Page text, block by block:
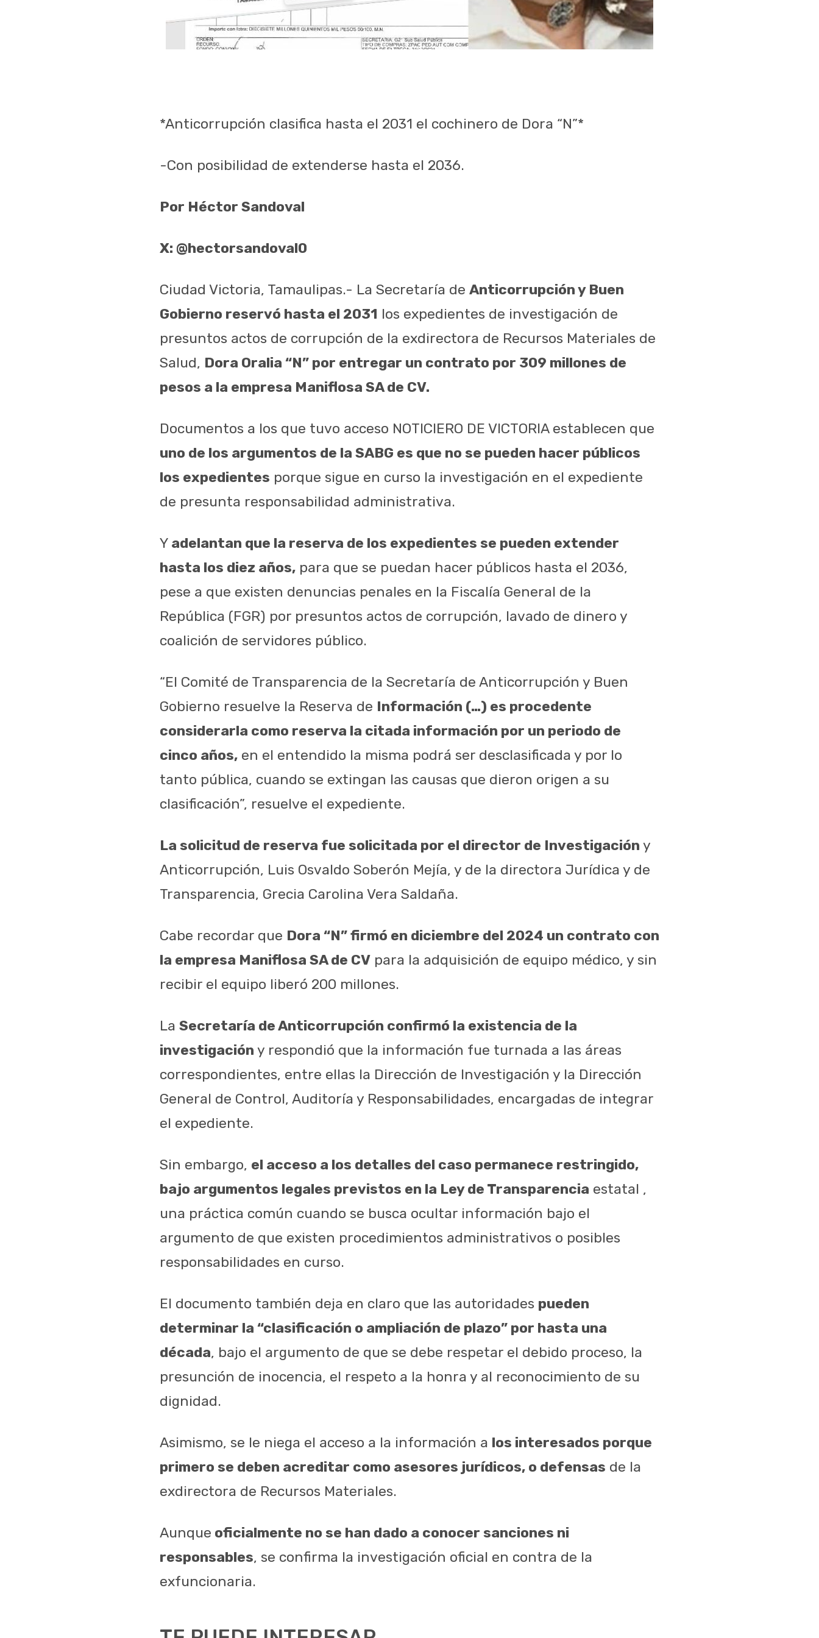
*Anticorrupción clasifica hasta el 2031 el cochinero de Dora “N”*
-Con posibilidad de extenderse hasta el 2036.
Por Héctor Sandoval
X: @hectorsandoval0
Ciudad Victoria, Tamaulipas.- La Secretaría de Anticorrupción y Buen
Gobierno reservó hasta el 2031 los expedientes de investigación de
presuntos actos de corrupción de la exdirectora de Recursos Materiales de
Salud, Dora Oralia “N” por entregar un contrato por 309 millones de
pesos a la empresa Maniflosa SA de CV.
Documentos a los que tuvo acceso NOTICIERO DE VICTORIA establecen que
uno de los argumentos de la SABG es que no se pueden hacer públicos
los expedientes porque sigue en curso la investigación en el expediente
de presunta responsabilidad administrativa.
Y adelantan que la reserva de los expedientes se pueden extender
hasta los diez años, para que se puedan hacer públicos hasta el 2036,
pese a que existen denuncias penales en la Fiscalía General de la
República (FGR) por presuntos actos de corrupción, lavado de dinero y
coalición de servidores público.
“El Comité de Transparencia de la Secretaría de Anticorrupción y Buen
Gobierno resuelve la Reserva de Información (…) es procedente
considerarla como reserva la citada información por un periodo de
cinco años, en el entendido la misma podrá ser desclasificada y por lo
tanto pública, cuando se extingan las causas que dieron origen a su
clasificación”, resuelve el expediente.
La solicitud de reserva fue solicitada por el director de Investigación y
Anticorrupción, Luis Osvaldo Soberón Mejía, y de la directora Jurídica y de
Transparencia, Grecia Carolina Vera Saldaña.
Cabe recordar que Dora “N” firmó en diciembre del 2024 un contrato con
la empresa Maniflosa SA de CV para la adquisición de equipo médico, y sin
recibir el equipo liberó 200 millones.
La Secretaría de Anticorrupción confirmó la existencia de la
investigación y respondió que la información fue turnada a las áreas
correspondientes, entre ellas la Dirección de Investigación y la Dirección
General de Control, Auditoría y Responsabilidades, encargadas de integrar
el expediente.
Sin embargo, el acceso a los detalles del caso permanece restringido,
bajo argumentos legales previstos en la Ley de Transparencia estatal ,
una práctica común cuando se busca ocultar información bajo el
argumento de que existen procedimientos administrativos o posibles
responsabilidades en curso.
El documento también deja en claro que las autoridades pueden
determinar la “clasificación o ampliación de plazo” por hasta una
década, bajo el argumento de que se debe respetar el debido proceso, la
presunción de inocencia, el respeto a la honra y al reconocimiento de su
dignidad.
Asimismo, se le niega el acceso a la información a los interesados porque
primero se deben acreditar como asesores jurídicos, o defensas de la
exdirectora de Recursos Materiales.
Aunque oficialmente no se han dado a conocer sanciones ni
responsables, se confirma la investigación oficial en contra de la
exfuncionaria.